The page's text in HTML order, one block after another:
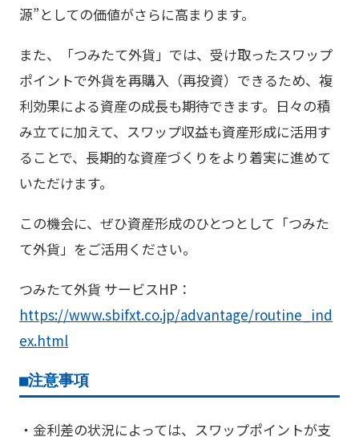
源”としての価値がさらに高まります。
また、「つみたて外貨」では、受け取ったスワップ
ポイントで外貨を再購入（再投資）できるため、複
利効果による資産の成長も期待できます。日々の積
み立てに加えて、スワップ収益も資産形成に活用す
ることで、長期的な資産づくりをより着実に進めて
いただけます。
この機会に、ぜひ資産形成のひとつとして「つみた
て外貨」をご活用ください。
つみたて外貨 サービスHP：
https://www.sbifxt.co.jp/advantage/routine_ind
ex.html
■注意事項
・金利差の状況によっては、スワップポイントが支